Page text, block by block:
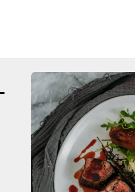
Bild
3
zeigen